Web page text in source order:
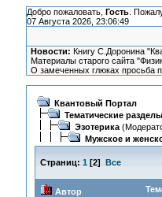
Добро пожаловать, Гость.
07 Августа 2026, 23:06:49
Новости: Книгу С.Доронина
Материалы старого сайта
О замеченных глюках просьба
Квантовый Портал
Тематические разделы
Эзотерика
Мужское и
Страниц: 1 [2] Все
Автор